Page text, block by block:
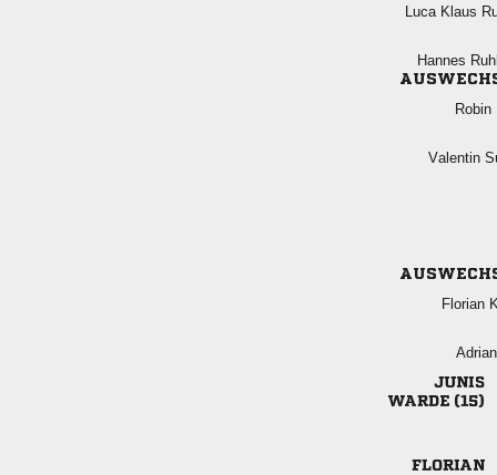
 





 
